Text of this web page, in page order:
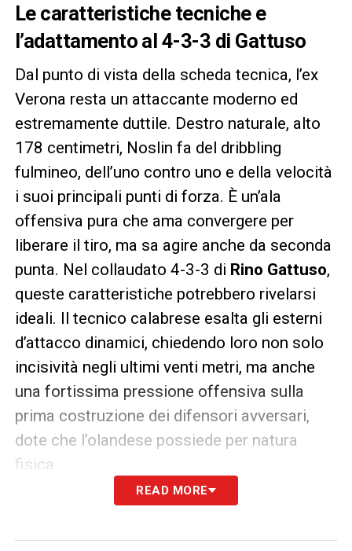
Le caratteristiche tecniche e
l’adattamento al 4-3-3 di Gattuso
Dal punto di vista della scheda tecnica, l’ex
Verona resta un attaccante moderno ed
estremamente duttile. Destro naturale, alto
178 centimetri, Noslin fa del dribbling
fulmineo, dell’uno contro uno e della velocità
i suoi principali punti di forza. È un’ala
offensiva pura che ama convergere per
liberare il tiro, ma sa agire anche da seconda
punta. Nel collaudato 4-3-3 di Rino Gattuso,
queste caratteristiche potrebbero rivelarsi
ideali. Il tecnico calabrese esalta gli esterni
d’attacco dinamici, chiedendo loro non solo
incisività negli ultimi venti metri, ma anche
una fortissima pressione offensiva sulla
prima costruzione dei difensori avversari,
dote che l’olandese possiede per natura
fisica.
Perché la Lazio deve confermarlo
READ MORE